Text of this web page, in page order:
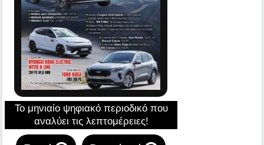
Το μηνιαίο ψηφιακό περιοδικό που
αναλύει τις λεπτομέρειες!